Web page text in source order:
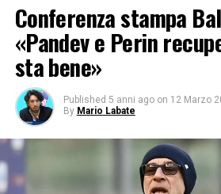
Conferenza stampa
«Pandev e Perin
sta bene»
Published 5 anni ago on 12 Marzo
By Mario Labate